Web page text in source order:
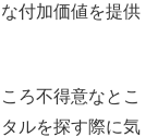
付加価値を提供
ろ不得意なとこ
ルを探す際に気